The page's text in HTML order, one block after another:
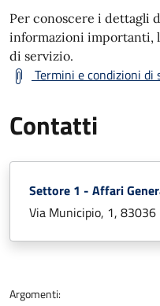
Per conoscere i dettagli
informazioni importanti,
di servizio.
Termini e condizioni di
Contatti
Settore 1 - Affari
Via Municipio, 1, 83036
Argomenti: